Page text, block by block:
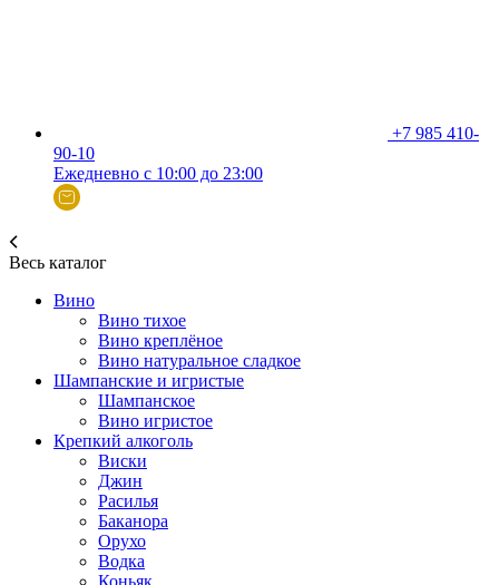
+7 985 410-
90-10
Ежедневно с 10:00 до 23:00
Весь каталог
Вино
Вино тихое
Вино креплёное
Вино натуральное сладкое
Шампанские и игристые
Шампанское
Вино игристое
Крепкий алкоголь
Виски
Джин
Расилья
Баканора
Орухо
Водка
Коньяк